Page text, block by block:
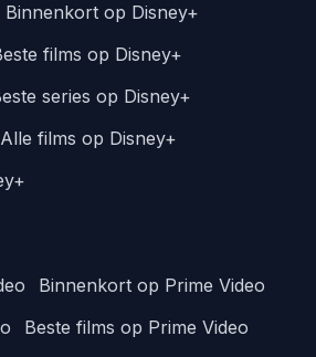
Binnenkort op Disney+
films op Disney+
series op Disney+
Alle films op Disney+
Binnenkort op Prime Video
Beste films op Prime Video